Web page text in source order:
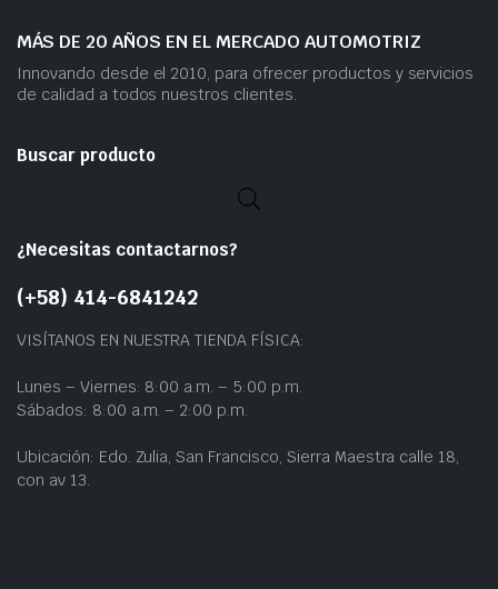
MÁS DE 20 AÑOS EN EL MERCADO AUTOMOTRIZ
Innovando desde el 2010, para ofrecer productos y servicios
de calidad a todos nuestros clientes.
Buscar producto
¿Necesitas contactarnos?
(+58) 414-6841242
VISÍTANOS EN NUESTRA TIENDA FÍSICA:
Lunes – Viernes: 8:00 a.m. – 5:00 p.m.
Sábados: 8:00 a.m. – 2:00 p.m.
Ubicación: Edo. Zulia, San Francisco, Sierra Maestra calle 18,
con av 13.